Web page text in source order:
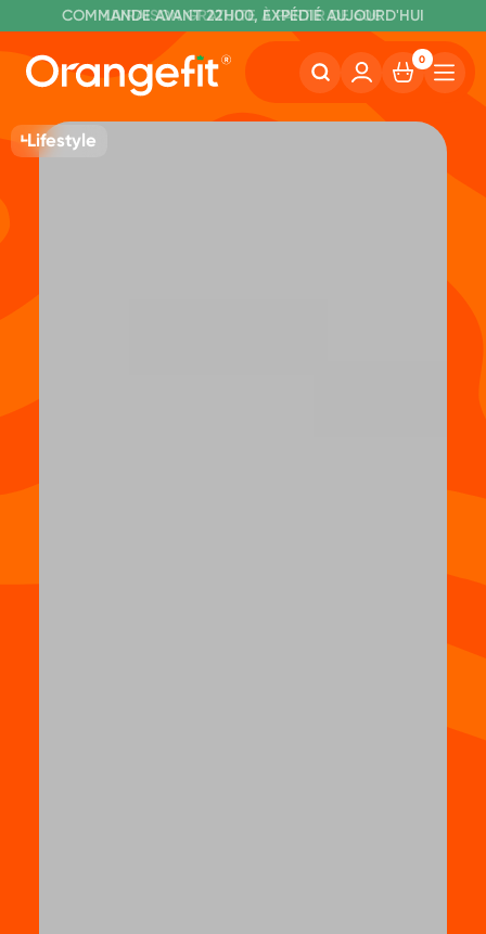
SANS LACTOSE ET SUCRALOSE
COMMANDE AVANT 22H00, EXPÉDIÉ AUJOURD'HUI
LIVRAISON GRATUITE À PARTIR DE 60€
0
Lifestyle